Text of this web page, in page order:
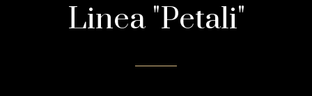
Linea "Petali"